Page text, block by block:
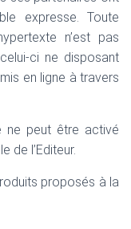
expresse. Toute
n’est pas
ci ne disposant
en ligne à travers
ne peut être activé
de l’Editeur.
proposés à la